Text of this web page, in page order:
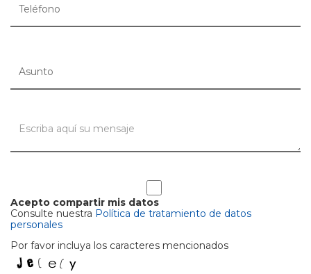
Acepto compartir mis datos
Consulte nuestra Política de tratamiento de datos
personales
Por favor incluya los caracteres mencionados